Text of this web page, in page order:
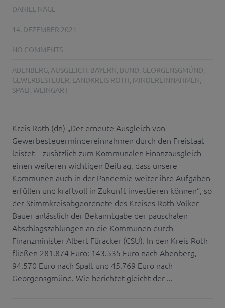
DANIEL NAGL
14. DEZEMBER 2021
NO COMMENTS
ABENBERG, AUSGLEICH, BAYERN, BUND, GEORGENSGMÜND,
GEWERBESTEUER, LANDKREIS ROTH, MINDEREINNAHMEN,
SPALT, WEINGART
Kreis Roth (dn) „Der erneute Ausgleich von
Gewerbesteuermindereinnahmen durch den Freistaat
leistet – zusätzlich zum Kommunalen Finanzausgleich –
einen weiteren wichtigen Beitrag, dass unsere
Kommunen auch in der Pandemie weiter ihre Aufgaben
erfüllen und kraftvoll in Zukunft investieren können“, so
der Stimmkreisabgeordnete des Kreises Roth Volker
Bauer anlässlich der Bekanntgabe der pauschalen
Abschlagszahlungen an die Kommunen durch
Finanzminister Albert Füracker (CSU). In den Kreis Roth
fließen 281.874 Euro: 143.535 Euro nach Abenberg,
94.570 Euro nach Spalt und 45.769 Euro nach
Georgensgmünd. Wie berichtet gleicht der ...